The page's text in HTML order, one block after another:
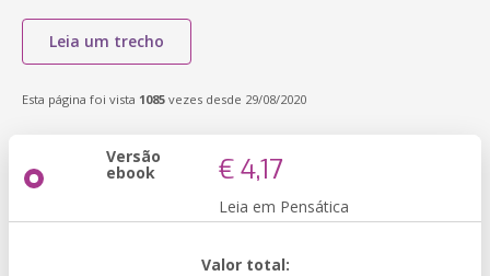
Leia um trecho
Esta página foi vista 1085 vezes desde 29/08/2020
Versão
ebook € 4,17
Leia em Pensática
Valor total: